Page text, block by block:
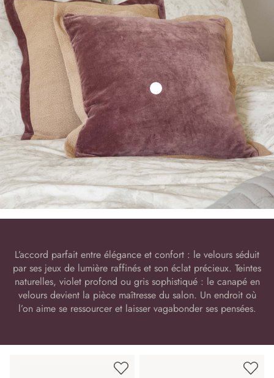
L’accord parfait entre élégance et confort : le velours séduit
par ses jeux de lumière raffinés et son éclat précieux. Teintes
naturelles, violet profond ou gris sophistiqué : le canapé en
velours devient la pièce maîtresse du salon. Un endroit où
l’on aime se ressourcer et laisser vagabonder ses pensées.